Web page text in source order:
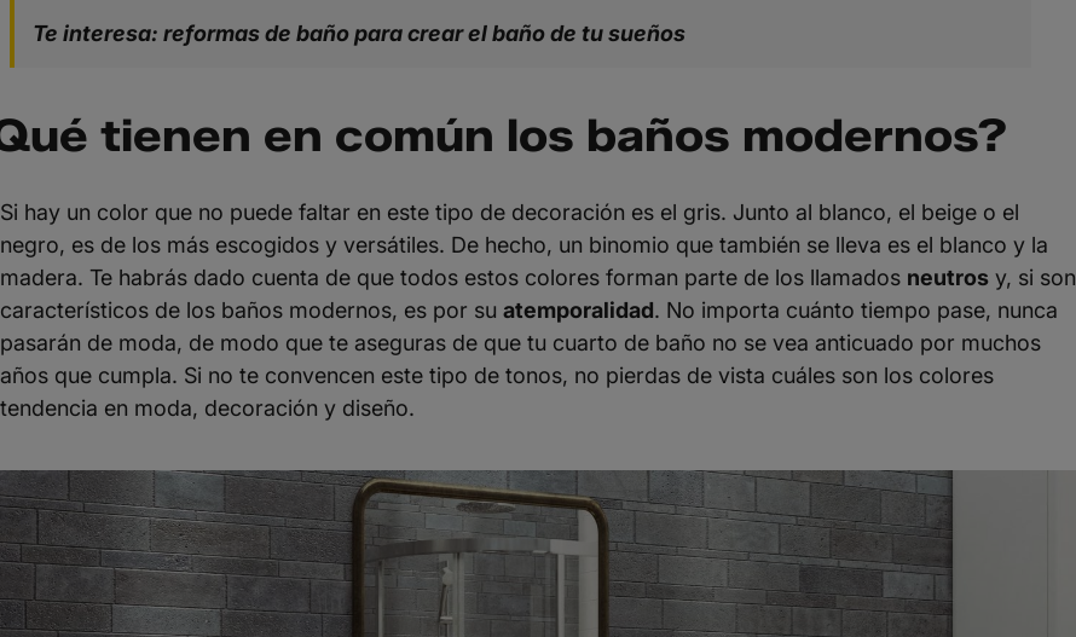
Te interesa: reformas de baño para crear el baño de tu sueños
tienen en común los baños modernos?
Si hay un color que no puede faltar en este tipo de decoración es el gris. Junto al blanco, el beige o el
negro, es de los más escogidos y versátiles. De hecho, un binomio que también se lleva es el blanco y la
madera. Te habrás dado cuenta de que todos estos colores forman parte de los llamados neutrosy, si son
característicos de los baños modernos, es por su atemporalidad. No importa cuánto tiempo pase, nunca
pasarán de moda, de modo que te aseguras de que tu cuarto de baño no se vea anticuado por muchos
años que cumpla. Si no te convencen este tipo de tonos, no pierdas de vista cuáles son los colores
tendencia en moda, decoración y diseño.